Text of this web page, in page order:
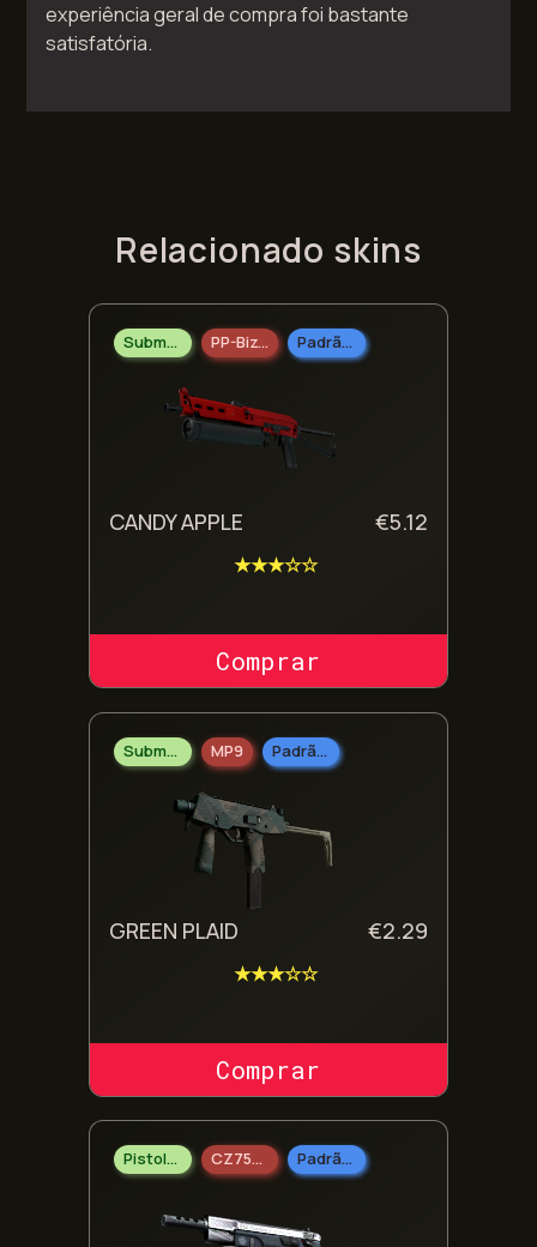
experiência geral de compra foi bastante
satisfatória.
Relacionado skins
Submetralhadoras PP-Bizon Padrão Industrial
CANDY APPLE €5.12
★★★☆☆
COMPRAR SKIN
Submetralhadoras MP9 Padrão Doméstico
GREEN PLAID €2.29
★★★☆☆
COMPRAR SKIN
Pistolas CZ75-Auto Padrão Militar